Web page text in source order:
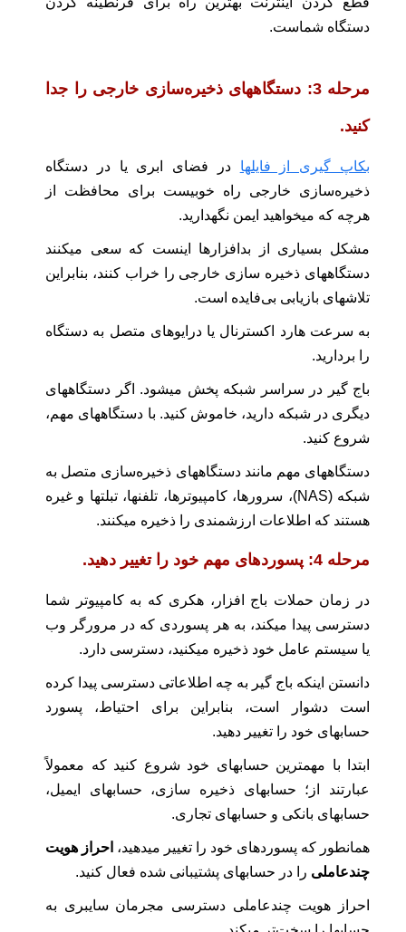
دستگاه شماست.
مرحله 3: دستگاههای ذخیره‌سازی خارجی را جدا
کنید.
بکاپ‌ گیری از فایلها در فضای ابری یا در دستگاه
ذخیره‌سازی خارجی راه خوبیست برای محافظت از
هرچه که میخواهید ایمن نگهدارید.
مشکل بسیاری از بدافزارها اینست که سعی میکنند
دستگاههای ذخیره سازی خارجی را خراب کنند، بنابراین
تلاشهای بازیابی بی‌فایده است.
به سرعت هارد اکسترنال یا درایوهای متصل به دستگاه
را بردارید.
باج‌ گیر در سراسر شبکه پخش میشود. اگر دستگاههای
دیگری در شبکه دارید، خاموش کنید. با دستگاههای مهم،
شروع کنید.
دستگاههای مهم مانند دستگاههای ذخیره‌‌سازی متصل به
شبکه (NAS)، سرورها، کامپیوتر‌ها، تلفنها، تبلتها و غیره
هستند که اطلاعات ارزشمندی را ذخیره میکنند.
مرحله 4: پسوردهای مهم خود را تغییر دهید.
در زمان حملات باج افزار، هکری که به کامپیوتر شما
دسترسی پیدا میکند، به هر پسوردی که در مرورگر وب
یا سیستم عامل خود ذخیره میکنید، دسترسی دارد.
دانستن اینکه باج گیر به چه اطلاعاتی دسترسی پیدا کرده
است دشوار است، بنابراین برای احتیاط، پسورد
حسابهای خود را تغییر دهید.
ابتدا با مهمترین حسابهای خود شروع کنید که معمولاً
عبارتند از؛ حسابهای ذخیره سازی، حسابهای ایمیل،
حسابهای بانکی و حسابهای تجاری.
همانطور که پسوردهای خود را تغییر میدهید، احراز هویت
چندعاملی را در حسابهای پشتیبانی شده فعال کنید.
احراز هویت چندعاملی دسترسی مجرمان سایبری به